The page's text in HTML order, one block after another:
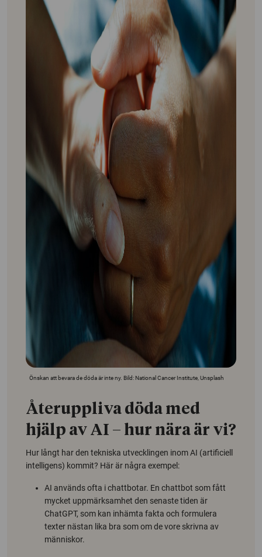
Önskan att bevara de döda är inte ny. Bild: National Cancer Institute, Unsplash
Återuppliva döda med
hjälp av AI – hur nära är vi?
Hur långt har den tekniska utvecklingen inom AI (artificiell
intelligens) kommit? Här är några exempel:
AI används ofta i chattbotar. En chattbot som fått
mycket uppmärksamhet den senaste tiden är
ChatGPT, som kan inhämta fakta och formulera
texter nästan lika bra som om de vore skrivna av
människor.